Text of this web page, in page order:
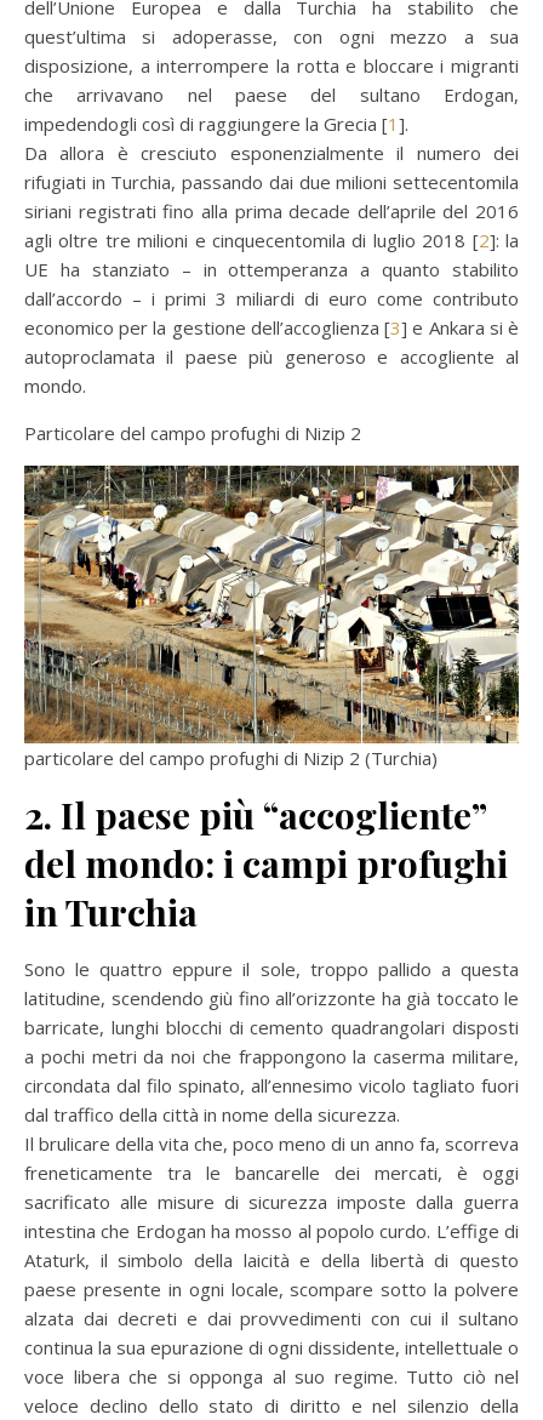
dell’Unione Europea e dalla Turchia ha stabilito che
quest’ultima si adoperasse, con ogni mezzo a sua
disposizione, a interrompere la rotta e bloccare i migranti
che arrivavano nel paese del sultano Erdogan,
impedendogli così di raggiungere la Grecia [1 ].
Da allora è cresciuto esponenzialmente il numero dei
rifugiati in Turchia, passando dai due milioni settecentomila
siriani registrati fino alla prima decade dell’aprile del 2016
agli oltre tre milioni e cinquecentomila di luglio 2018 [2]: la
UE ha stanziato – in ottemperanza a quanto stabilito
dall’accordo – i primi 3 miliardi di euro come contributo
economico per la gestione dell’accoglienza [3] e Ankara si è
autoproclamata il paese più generoso e accogliente al
mondo.
Particolare del campo profughi di Nizip 2
particolare del campo profughi di Nizip 2 (Turchia)
2. Il paese più “accogliente”
del mondo: i campi profughi
in Turchia
Sono le quattro eppure il sole, troppo pallido a questa
latitudine, scendendo giù fino all’orizzonte ha già toccato le
barricate, lunghi blocchi di cemento quadrangolari disposti
a pochi metri da noi che frappongono la caserma militare,
circondata dal filo spinato, all’ennesimo vicolo tagliato fuori
dal traffico della città in nome della sicurezza.
Il brulicare della vita che, poco meno di un anno fa, scorreva
freneticamente tra le bancarelle dei mercati, è oggi
sacrificato alle misure di sicurezza imposte dalla guerra
intestina che Erdogan ha mosso al popolo curdo. L’effige di
Ataturk, il simbolo della laicità e della libertà di questo
paese presente in ogni locale, scompare sotto la polvere
alzata dai decreti e dai provvedimenti con cui il sultano
continua la sua epurazione di ogni dissidente, intellettuale o
voce libera che si opponga al suo regime. Tutto ciò nel
veloce declino dello stato di diritto e nel silenzio della